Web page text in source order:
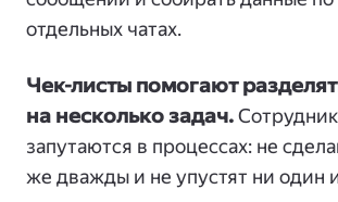
отдельных чатах.
Чек-листы помогают
на несколько задач.
запутаются в процессах: не
же дважды и не упустят ни один